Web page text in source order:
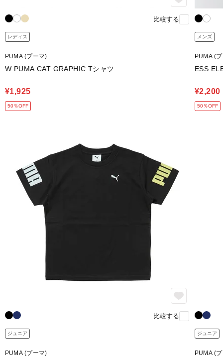
比較する
レディス
PUMA (プーマ)
W PUMA CAT GRAPHIC Tシャツ
¥1,925
50％OFF
メンズ
PUMA (
ESS
¥2,200
50％OFF
比較する
ジュニア
PUMA (プーマ)
ジュニア
PUMA (